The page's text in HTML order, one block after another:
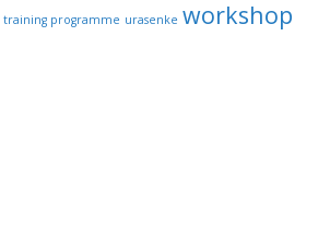
training programme urasenke workshop